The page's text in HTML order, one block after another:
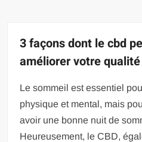
3 façons dont le cbd
améliorer votre
Le sommeil est essentiel
physique et mental, mais
avoir une bonne nuit de
Heureusement, le CBD,